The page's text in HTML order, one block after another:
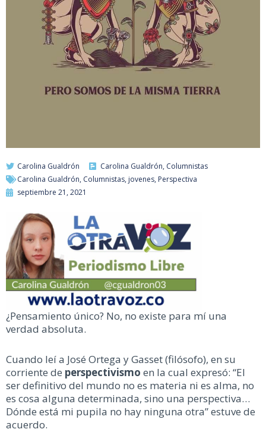
Carolina Gualdrón Carolina Gualdrón, Columnistas
Carolina Gualdrón, Columnistas, jovenes, Perspectiva
septiembre 21, 2021
¿Pensamiento único? No, no existe para mí una
verdad absoluta.
Cuando leí a José Ortega y Gasset (filósofo), en su
corriente de perspectivismo en la cual expresó: “El
ser definitivo del mundo no es materia ni es alma, no
es cosa alguna determinada, sino una perspectiva…
Dónde está mi pupila no hay ninguna otra” estuve de
acuerdo.